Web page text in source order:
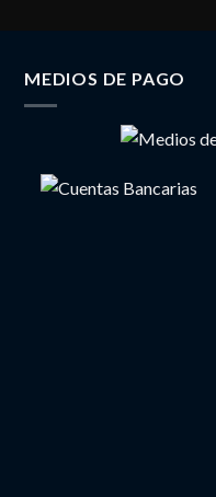
MEDIOS DE PAGO